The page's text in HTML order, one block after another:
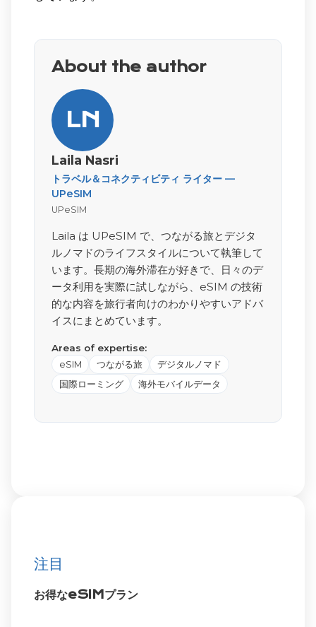
About the author
LN
Laila Nasri
トラベル＆コネクティビティ ライター —
UPeSIM
UPeSIM
Laila は UPeSIM で、つながる旅とデジタ
ルノマドのライフスタイルについて執筆して
います。長期の海外滞在が好きで、日々のデ
ータ利用を実際に試しながら、eSIM の技術
的な内容を旅行者向けのわかりやすいアドバ
イスにまとめています。
Areas of expertise:
eSIM つながる旅
デジタルノマド
国際ローミング
海外モバイルデータ
注目
お得なeSIMプラン